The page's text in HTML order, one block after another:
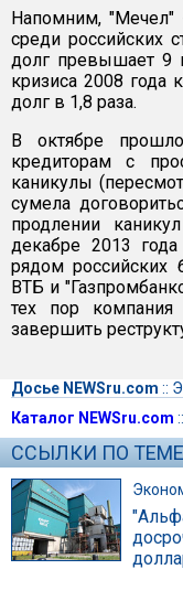
Напомним, "Мечел"
среди российских
долг превышает 9
кризиса 2008 года
долг в 1,8 раза.
В октябре
кредиторам с
каникулы
сумела
продлении
декабре 2013
рядом российских
ВТБ и
тех пор
завершить
Досье NEWSru.com ::
Каталог NEWSru.com ::
ССЫЛКИ ПО ТЕМЕ